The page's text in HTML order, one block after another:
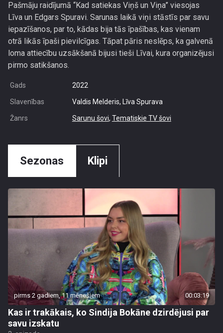
Pašmāju raidījumā “Kad satiekas Viņš un Viņa” viesojas
Līva un Edgars Spuravi. Sarunas laikā viņi stāstīs par savu
iepazīšanos, par to, kādas bija tās īpašības, kas vienam
otrā likās īpaši pievilcīgas. Tāpat pāris neslēps, ka galvenā
loma attiecību uzsākšanā bijusi tieši Līvai, kura organizējusi
pirmo satikšanos.
Gads 2022
Slavenības Valdis Melderis, Līva Spurava
Žanrs Sarunu šovi, Tematiskie TV šovi
Sezonas Klipi
pirms 2 gadiem, 11 mēnešiem 00:03:19
Kas ir trakākais, ko Sindija Bokāne dzirdējusi par
savu izskatu